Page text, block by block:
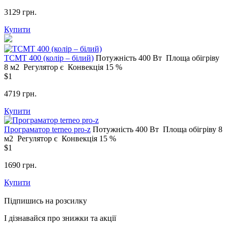
3129 грн.
Купити
ТСМT 400 (колір – білий) Потужність 400 Вт Площа обігріву
8 м2 Регулятор є Конвекція 15 %
$1
4719 грн.
Купити
Програматор terneo pro-z Потужність 400 Вт Площа обігріву 8
м2 Регулятор є Конвекція 15 %
$1
1690 грн.
Купити
Підпишись на розсилку
І дізнавайся про знижки та акції